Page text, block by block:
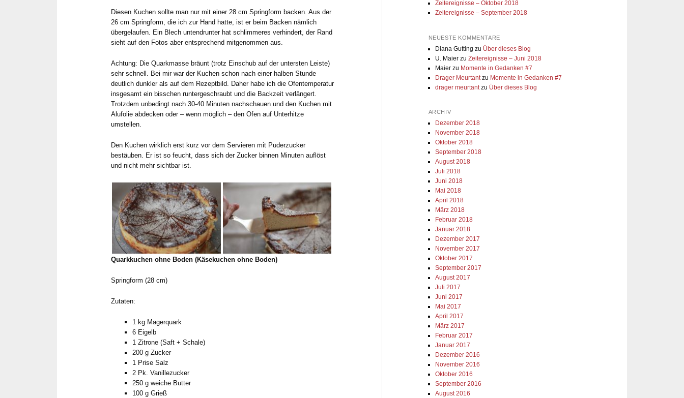
Diesen Kuchen sollte man nur mit einer 28 cm Springform backen. Aus der
26 cm Springform, die ich zur Hand hatte, ist er beim Backen nämlich
übergelaufen. Ein Blech untendrunter hat schlimmeres verhindert, der Rand
sieht auf den Fotos aber entsprechend mitgenommen aus.
Achtung: Die Quarkmasse bräunt (trotz Einschub auf der untersten Leiste)
sehr schnell. Bei mir war der Kuchen schon nach einer halben Stunde
deutlich dunkler als auf dem Rezeptbild. Daher habe ich die Ofentemperatur
insgesamt ein bisschen runtergeschraubt und die Backzeit verlängert.
Trotzdem unbedingt nach 30-40 Minuten nachschauen und den Kuchen mit
Alufolie abdecken oder – wenn möglich – den Ofen auf Unterhitze
umstellen.
Den Kuchen wirklich erst kurz vor dem Servieren mit Puderzucker
bestäuben. Er ist so feucht, dass sich der Zucker binnen Minuten auflöst
und nicht mehr sichtbar ist.
Quarkkuchen ohne Boden (Käsekuchen ohne Boden)
Springform (28 cm)
Zutaten:
1 kg Magerquark
6 Eigelb
1 Zitrone (Saft + Schale)
200 g Zucker
1 Prise Salz
2 Pk. Vanillezucker
250 g weiche Butter
100 g Grieß
Zeitereignisse – Oktober 2018
Zeitereignisse – September 2018
NEUESTE KOMMENTARE
Diana Gutting zu Über dieses Blog
U. Maierzu Zeitereignisse – Juni 2018
Maierzu Momente in Gedanken #7
Drager Meurtantzu Momente in Gedanken #7
drager meurtantzu Über dieses Blog
ARCHIV
Dezember 2018
November 2018
Oktober 2018
September 2018
August 2018
Juli 2018
Juni 2018
Mai 2018
April 2018
März 2018
Februar 2018
Januar 2018
Dezember 2017
November 2017
Oktober 2017
September 2017
August 2017
Juli 2017
Juni 2017
Mai 2017
April 2017
März 2017
Februar 2017
Januar 2017
Dezember 2016
November 2016
Oktober 2016
September 2016
August 2016